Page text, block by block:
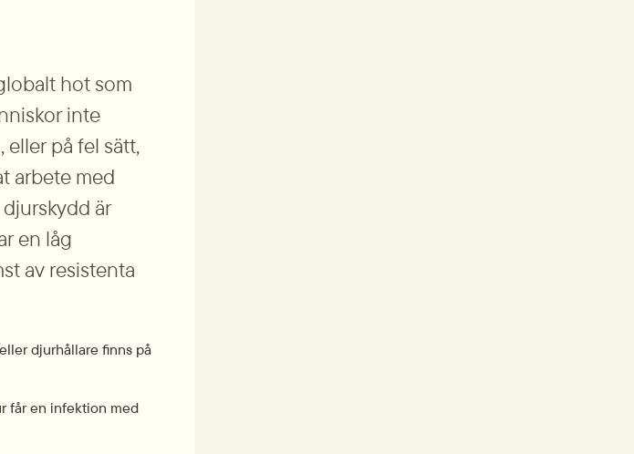
hot som
inte
på fel sätt,
arbete med
är
en låg
av resistenta
djurhållare finns på
får en infektion med